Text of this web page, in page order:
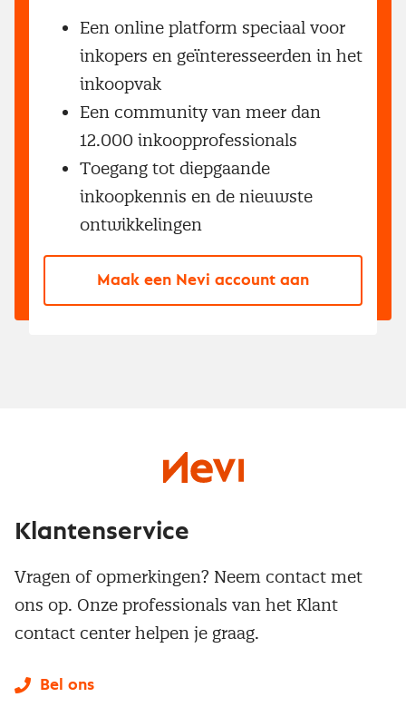
Een online platform speciaal voor
inkopers en geïnteresseerden in het
inkoopvak
Een community van meer dan
12.000 inkoopprofessionals
Toegang tot diepgaande
inkoopkennis en de nieuwste
ontwikkelingen
Maak een Nevi account aan
Klantenservice
Vragen of opmerkingen? Neem contact met
ons op. Onze professionals van het Klant
contact center helpen je graag.
Bel ons